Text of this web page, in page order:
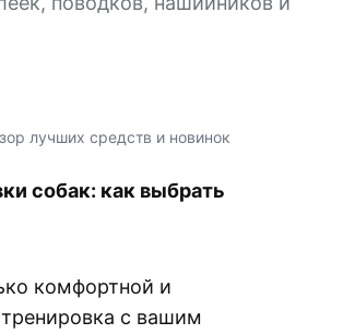
лучших средств и новинок
собак: как выбрать
комфортной и
с вашим